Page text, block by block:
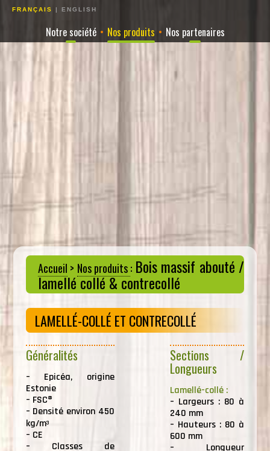
FRANÇAIS | ENGLISH
Notre société • Nos produits • Nos partenaires
Accueil > Nos produits: Bois massif abouté /
lamellé collé & contrecollé
LAMELLÉ-COLLÉ ET CONTRECOLLÉ
Généralités
– Epicéa, origine
Estonie
– FSC®
– Densité environ 450
kg/m3
– CE
– Classes de
Sections /
Longueurs
Lamellé-collé :
– Largeurs : 80 à
240 mm
– Hauteurs : 80 à
600 mm
– Longueur